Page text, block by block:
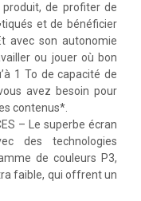
de profiter de
et de bénéficier
avec son autonomie
ou jouer où bon
1 To de capacité de
avez besoin pour
contenus*.
– Le superbe écran
des technologies
de couleurs P3,
faible, qui offrent un